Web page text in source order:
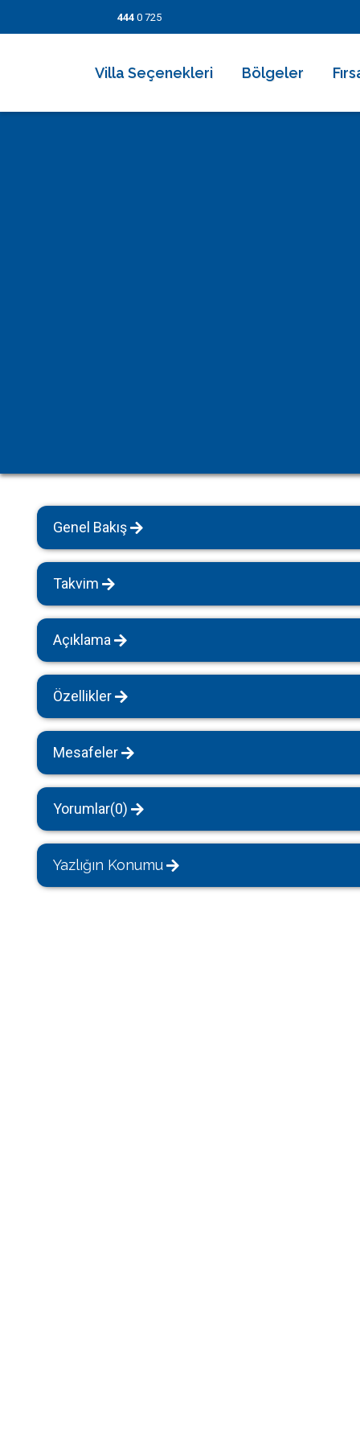
444 0 725
Villa Seçenekleri
Kiralık Apartlar
Bungalov Evler
Kahvaltı Dahil Villalar
Tüm Villalar
Bölgeler
Genel Bakış
Takvim
Açıklama
Özellikler
Mesafeler
Yorumlar(0)
Yazlığın Konumu